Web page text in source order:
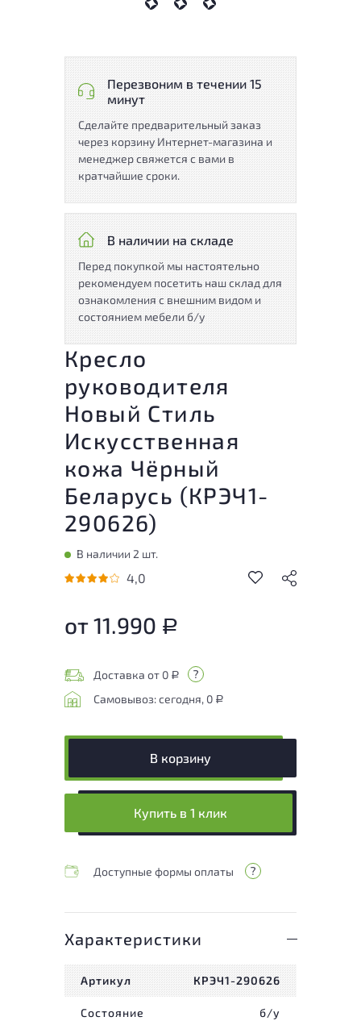
Перезвоним в течении 15
минут
Сделайте предварительный заказ
через корзину Интернет-магазина и
менеджер свяжется с вами в
кратчайшие сроки.
В наличии на складе
Перед покупкой мы настоятельно
рекомендуем посетить наш склад для
ознакомления с внешним видом и
состоянием мебели б/у
Кресло
руководителя
Новый Стиль
Искусственная
кожа Чёрный
Беларусь (КРЭЧ1-
290626)
В наличии 2 шт.
4,0
от 11.990 Р
Доставка от 0 Р
Самовывоз: сегодня, 0 Р
В корзину
Купить в 1 клик
Доступные формы оплаты
Характеристики
Артикул КРЭЧ1-290626
Состояние б/у